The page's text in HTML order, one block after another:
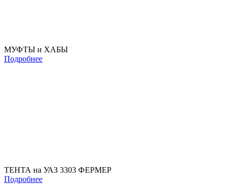
МУФТЫ и ХАБЫ
Подробнее
ТЕНТА на УАЗ 3303 ФЕРМЕР
Подробнее